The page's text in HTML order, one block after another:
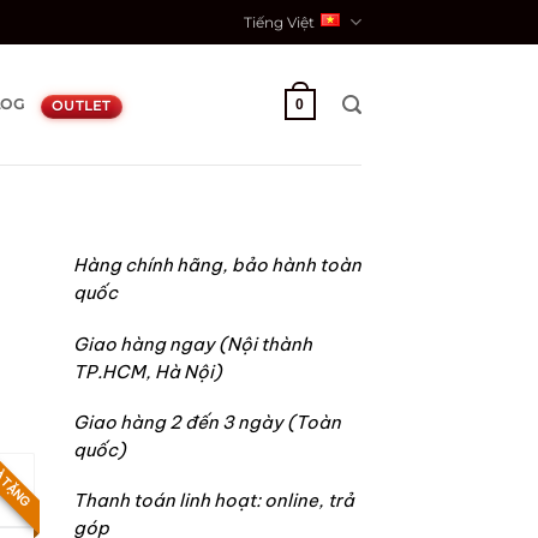
Tiếng Việt
OUTLET 0
Hàng chính hãng, bảo hành toàn
quốc
Giao hàng ngay (Nội thành
TP.HCM, Hà Nội)
Giao hàng 2 đến 3 ngày (Toàn
quốc)
Thanh toán linh hoạt: online, trả
góp